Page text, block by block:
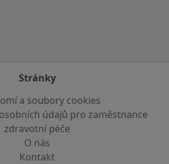
Stránky
a soubory cookies
údajů pro zaměstnance
zdravotní péče
O nás
Kontakt